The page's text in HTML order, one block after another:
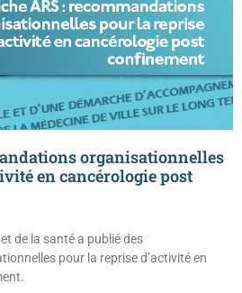
organisationnelles
en cancérologie post
de la santé a publié des
pour la reprise d’activité en